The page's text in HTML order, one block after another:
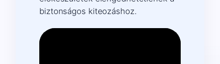
biztonságos kiteozáshoz.